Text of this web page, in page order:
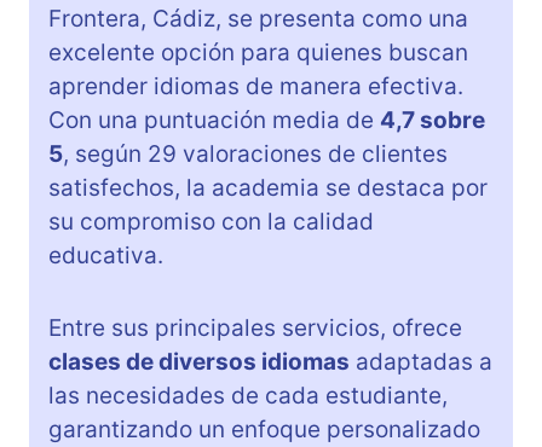
Frontera, Cádiz, se presenta como una
excelente opción para quienes buscan
aprender idiomas de manera efectiva.
Con una puntuación media de 4,7 sobre
5, según 29 valoraciones de clientes
satisfechos, la academia se destaca por
su compromiso con la calidad
educativa.
Entre sus principales servicios, ofrece
clases de diversos idiomas adaptadas a
las necesidades de cada estudiante,
garantizando un enfoque personalizado